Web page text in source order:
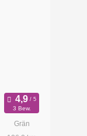
3 Bew.
Grän